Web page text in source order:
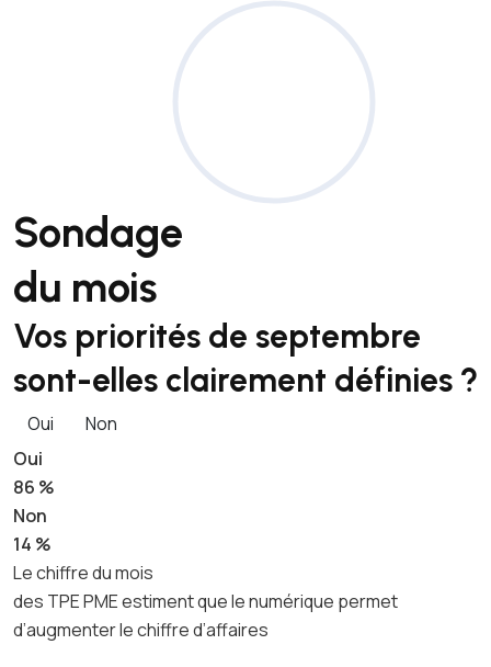
Sondage
du mois
Vos priorités de septembre
sont-elles clairement définies ?
Oui
Non
Oui
86 %
Non
14 %
Le chiffre du mois
des TPE PME estiment que le numérique permet
d’augmenter le chiffre d’affaires